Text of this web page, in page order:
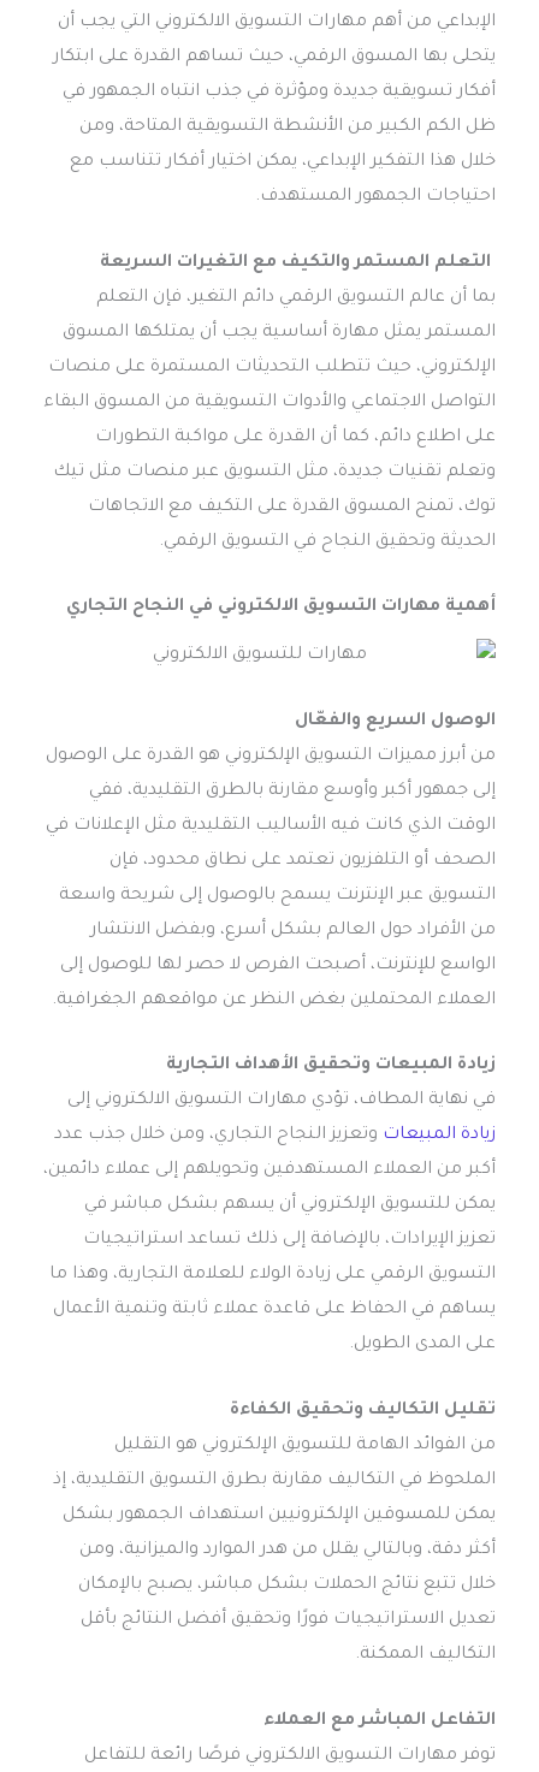
الإبداعي من أهم مهارات التسويق الالكتروني التي يجب أن
يتحلى بها المسوق الرقمي، حيث تساهم القدرة على ابتكار
أفكار تسويقية جديدة ومؤثرة في جذب انتباه الجمهور في
ظل الكم الكبير من الأنشطة التسويقية المتاحة، ومن
خلال هذا التفكير الإبداعي، يمكن اختيار أفكار تتناسب مع
احتياجات الجمهور المستهدف.
التعلم المستمر والتكيف مع التغيرات السريعة
بما أن عالم التسويق الرقمي دائم التغير، فإن التعلم
المستمر يمثل مهارة أساسية يجب أن يمتلكها المسوق
الإلكتروني، حيث تتطلب التحديثات المستمرة على منصات
التواصل الاجتماعي والأدوات التسويقية من المسوق البقاء
على اطلاع دائم، كما أن القدرة على مواكبة التطورات
وتعلم تقنيات جديدة، مثل التسويق عبر منصات مثل تيك
توك، تمنح المسوق القدرة على التكيف مع الاتجاهات
الحديثة وتحقيق النجاح في التسويق الرقمي.
أهمية مهارات التسويق الالكتروني في النجاح التجاري
الوصول السريع والفعّال
من أبرز مميزات التسويق الإلكتروني هو القدرة على الوصول
إلى جمهور أكبر وأوسع مقارنة بالطرق التقليدية، ففي
الوقت الذي كانت فيه الأساليب التقليدية مثل الإعلانات في
الصحف أو التلفزيون تعتمد على نطاق محدود، فإن
التسويق عبر الإنترنت يسمح بالوصول إلى شريحة واسعة
من الأفراد حول العالم بشكل أسرع، وبفضل الانتشار
الواسع للإنترنت، أصبحت الفرص لا حصر لها للوصول إلى
العملاء المحتملين بغض النظر عن مواقعهم الجغرافية.
زيادة المبيعات وتحقيق الأهداف التجارية
في نهاية المطاف، تؤدي مهارات التسويق الالكتروني إلى
زيادة المبيعات وتعزيز النجاح التجاري، ومن خلال جذب عدد
أكبر من العملاء المستهدفين وتحويلهم إلى عملاء دائمين،
يمكن للتسويق الإلكتروني أن يسهم بشكل مباشر في
تعزيز الإيرادات، بالإضافة إلى ذلك تساعد استراتيجيات
التسويق الرقمي على زيادة الولاء للعلامة التجارية، وهذا ما
يساهم في الحفاظ على قاعدة عملاء ثابتة وتنمية الأعمال
على المدى الطويل.
تقليل التكاليف وتحقيق الكفاءة
من الفوائد الهامة للتسويق الإلكتروني هو التقليل
الملحوظ في التكاليف مقارنة بطرق التسويق التقليدية، إذ
يمكن للمسوقين الإلكترونيين استهداف الجمهور بشكل
أكثر دقة، وبالتالي يقلل من هدر الموارد والميزانية، ومن
خلال تتبع نتائج الحملات بشكل مباشر، يصبح بالإمكان
تعديل الاستراتيجيات فورًا وتحقيق أفضل النتائج بأقل
التكاليف الممكنة.
التفاعل المباشر مع العملاء
توفر مهارات التسويق الالكتروني فرصًا رائعة للتفاعل